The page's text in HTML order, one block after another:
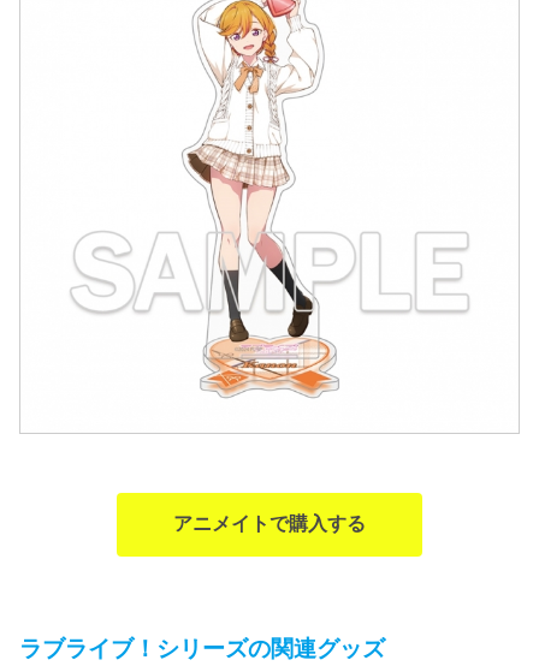
アニメイトで購入する
ラブライブ！シリーズの関連グッズ